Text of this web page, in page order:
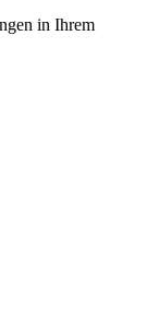
in Ihrem